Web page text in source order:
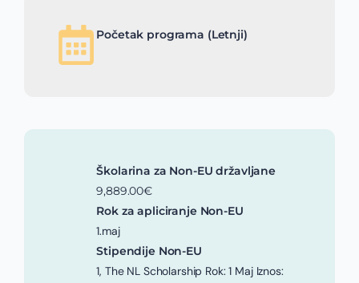
Početak programa (Letnji)
Školarina za Non-EU državljane
9,889.00€
Rok za apliciranje Non-EU
1.maj
Stipendije Non-EU
1, The NL Scholarship Rok: 1 Maj Iznos: